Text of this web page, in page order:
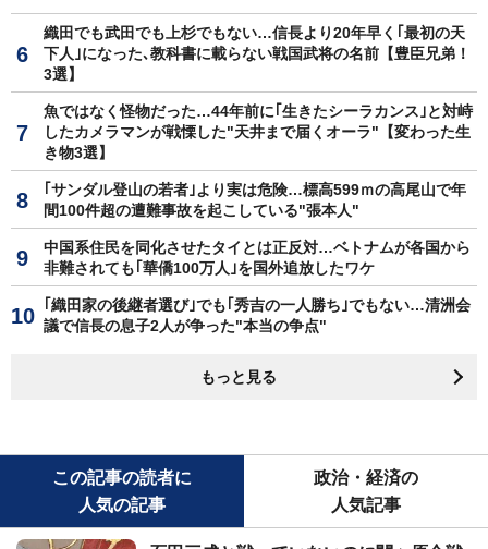
織田でも武田でも上杉でもない…信長より20年早く｢最初の天
下人｣になった､教科書に載らない戦国武将の名前【豊臣兄弟！
3選】
魚ではなく怪物だった…44年前に｢生きたシーラカンス｣と対峙
したカメラマンが戦慄した"天井まで届くオーラ"【変わった生
き物3選】
｢サンダル登山の若者｣より実は危険…標高599ｍの高尾山で年
間100件超の遭難事故を起こしている"張本人"
中国系住民を同化させたタイとは正反対…ベトナムが各国から
非難されても｢華僑100万人｣を国外追放したワケ
｢織田家の後継者選び｣でも｢秀吉の一人勝ち｣でもない…清洲会
議で信長の息子2人が争った"本当の争点"
もっと見る
この記事の読者に
人気の記事
政治・経済の
人気記事